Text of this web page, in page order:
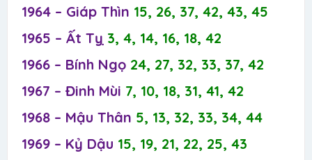
1964 – Giáp Thìn 15, 26, 37, 42, 43, 45
1965 – Ất Tỵ 3, 4, 14, 16, 18, 42
1966 – Bính Ngọ 24, 27, 32, 33, 37, 42
1967 – Đinh Mùi 7, 10, 18, 31, 41, 42
1968 – Mậu Thân 5, 13, 32, 33, 34, 44
1969 – Kỷ Dậu 15, 19, 21, 22, 25, 43